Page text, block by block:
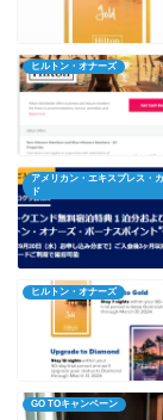
ヒルトン・オナーズ
アメリカン・エキスプレス・
ド
ヒルトン・オナーズ
GO TOキャンペーン